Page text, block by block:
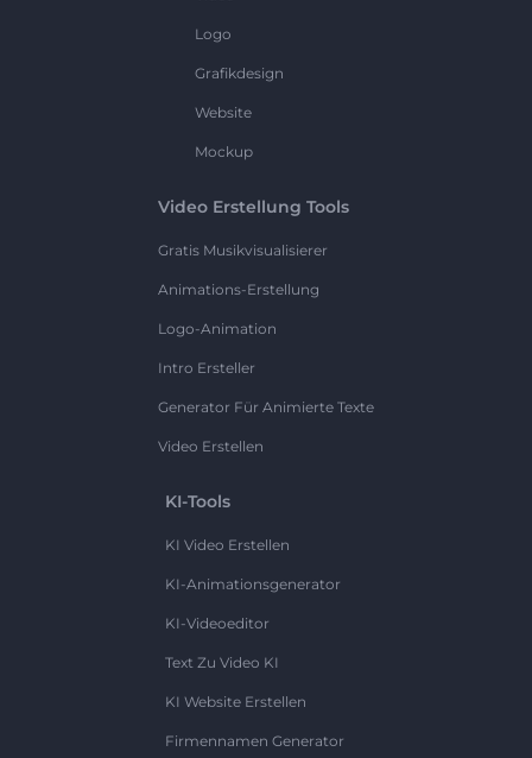
Logo
Grafikdesign
Website
Mockup
Video Erstellung Tools
Gratis Musikvisualisierer
Animations-Erstellung
Logo-Animation
Intro Ersteller
Generator Für Animierte Texte
Video Erstellen
KI-Tools
KI Video Erstellen
KI-Animationsgenerator
KI-Videoeditor
Text Zu Video KI
KI Website Erstellen
Firmennamen Generator